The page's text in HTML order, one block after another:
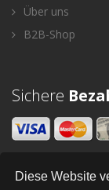
Diese Website
Über uns
B2B-Shop
Sichere
Newsletter